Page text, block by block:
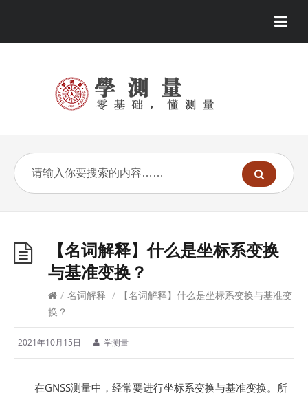
【名词解释】什么是坐标系变换
与基准变换？
/ 名词解释 /
【名词解释】什么是坐标系变换与基准变
换？
2021年10月15日 学测量
在GNSS测量中，经常要进行坐标系变换与基准变换。所